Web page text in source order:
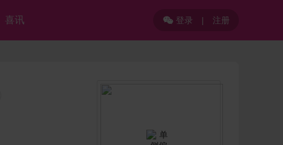
喜讯 登录 | 注册